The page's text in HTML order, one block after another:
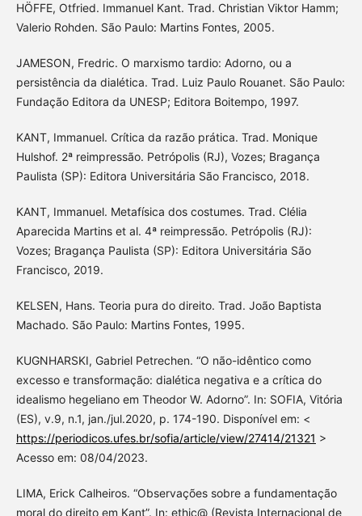
HÖFFE, Otfried. Immanuel Kant. Trad. Christian Viktor Hamm;
Valerio Rohden. São Paulo: Martins Fontes, 2005.
JAMESON, Fredric. O marxismo tardio: Adorno, ou a
persistência da dialética. Trad. Luiz Paulo Rouanet. São Paulo:
Fundação Editora da UNESP; Editora Boitempo, 1997.
KANT, Immanuel. Crítica da razão prática. Trad. Monique
Hulshof. 2ª reimpressão. Petrópolis (RJ), Vozes; Bragança
Paulista (SP): Editora Universitária São Francisco, 2018.
KANT, Immanuel. Metafísica dos costumes. Trad. Clélia
Aparecida Martins et al. 4ª reimpressão. Petrópolis (RJ):
Vozes; Bragança Paulista (SP): Editora Universitária São
Francisco, 2019.
KELSEN, Hans. Teoria pura do direito. Trad. João Baptista
Machado. São Paulo: Martins Fontes, 1995.
KUGNHARSKI, Gabriel Petrechen. “O não-idêntico como
excesso e transformação: dialética negativa e a crítica do
idealismo hegeliano em Theodor W. Adorno”. In: SOFIA, Vitória
(ES), v.9, n.1, jan./jul.2020, p. 174-190. Disponível em: <
https://periodicos.ufes.br/sofia/article/view/27414/21321 >
Acesso em: 08/04/2023.
LIMA, Erick Calheiros. “Observações sobre a fundamentação
moral do direito em Kant”. In: ethic@ (Revista Internacional de